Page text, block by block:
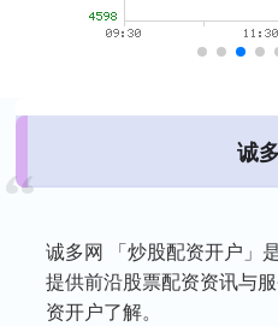
诚
诚多网 「炒股配资开户」
提供前沿股票配资资讯与
资开户了解。